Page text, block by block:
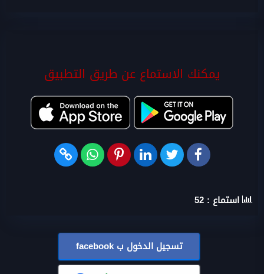
يمكنك الاستماع عن طريق التطبيق
استماع : 52
تسجيل الدخول بfacebook